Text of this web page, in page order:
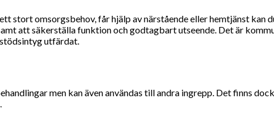
stort omsorgsbehov, får hjälp av närstående eller hemtjänst kan
att säkerställa funktion och godtagbart utseende. Det är
utfärdat.
men kan även användas till andra ingrepp. Det finns